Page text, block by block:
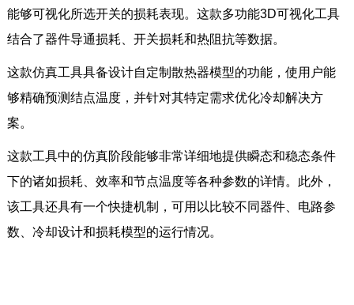
能够可视化所选开关的损耗表现。这款多功能3D可视化工具
结合了器件导通损耗、开关损耗和热阻抗等数据。
这款仿真工具具备设计自定制散热器模型的功能，使用户能
够精确预测结点温度，并针对其特定需求优化冷却解决方
案。
这款工具中的仿真阶段能够非常详细地提供瞬态和稳态条件
下的诸如损耗、效率和节点温度等各种参数的详情。此外，
该工具还具有一个快捷机制，可用以比较不同器件、电路参
数、冷却设计和损耗模型的运行情况。